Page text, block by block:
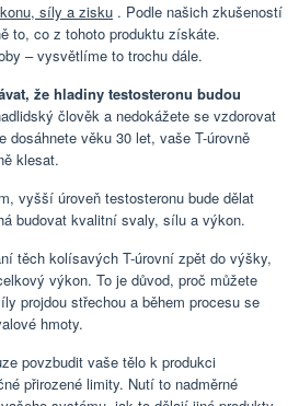
síly a zisku . Podle našich zkušeností
to, co z tohoto produktu získáte.
– vysvětlíme to trochu dále.
že hladiny testosteronu budou
člověk a nedokážete se vzdorovat
dosáhnete věku 30 let, vaše T-úrovně
klesat.
vyšší úroveň testosteronu bude dělat
budovat kvalitní svaly, sílu a výkon.
těch kolísavých T-úrovní zpět do výšky,
výkon. To je důvod, proč můžete
projdou střechou a během procesu se
hmoty.
povzbudit vaše tělo k produkci
přirozené limity. Nutí to nadměrné